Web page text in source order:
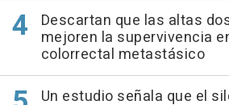
Descartan que las altas
mejoren la supervivencia
colorrectal metastásico
Un estudio señala que el